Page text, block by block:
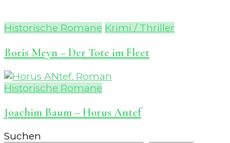
Historische Romane Krimi / Thriller
Boris Meyn – Der Tote im Fleet
Historische Romane
Joachim Baum – Horus Antef
Suchen